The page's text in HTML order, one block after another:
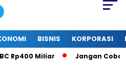
BISNIS KORPORASI
Rp400 Miliar Jangan Coba